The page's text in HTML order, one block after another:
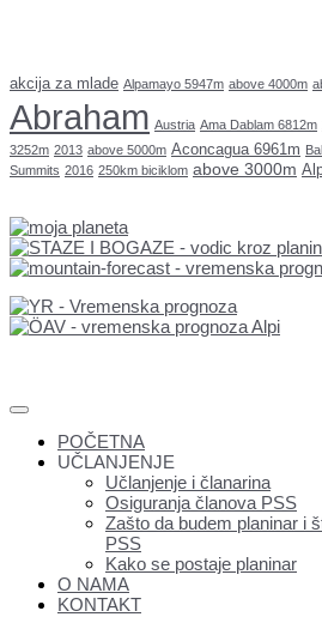
akcija za mlade Alpamayo 5947m above 4000m
Abraham Austria Ama Dablam 6812m
3252m 2013 above 5000m Aconcagua 6961m
Summits 2016 250km biciklom above 3000m
POČETNA
UČLANJENJE
Učlanjenje i članarina
Osiguranja članova PSS
Zašto da budem planinar i
PSS
Kako se postaje planinar
O NAMA
KONTAKT